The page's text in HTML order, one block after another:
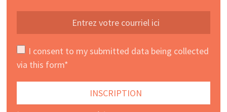
I consent to my submitted data being collected
via this form*